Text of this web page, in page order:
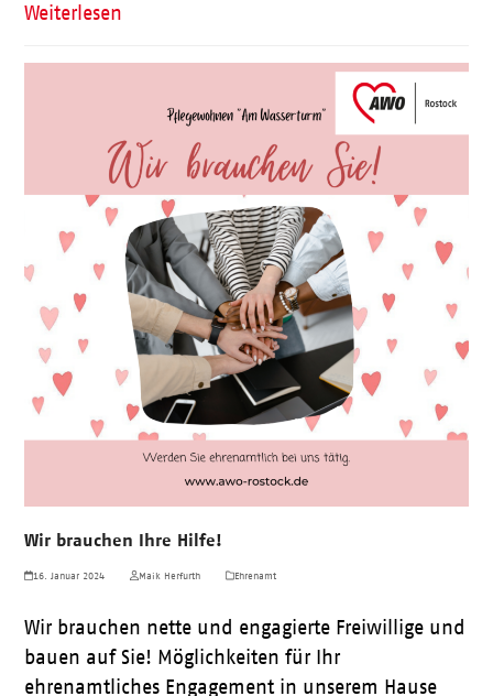
Weiterlesen
Wir brauchen Ihre Hilfe!
16. Januar 2024 Maik Herfurth Ehrenamt
Wir brauchen nette und engagierte Freiwillige und
bauen auf Sie! Möglichkeiten für Ihr
ehrenamtliches Engagement in unserem Hause